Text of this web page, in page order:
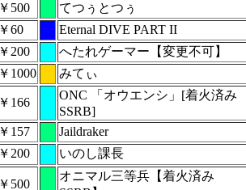
￥500 てつぅとつぅ
￥60 Eternal DIVE PART II
￥200 へたれゲーマー【変更不可】
￥1000 みてぃ
￥166
ONC 「オウエンシ」[着火済み
SSRB]
￥157 Jaildraker
￥200 いのし課長
￥500
オニマル三等兵【着火済み